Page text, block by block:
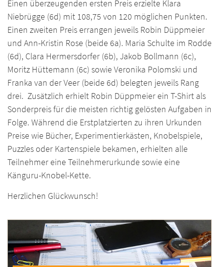
Einen überzeugenden ersten Preis erzielte Klara
Niebrügge (6d) mit 108,75 von 120 möglichen Punkten.
Einen zweiten Preis errangen jeweils Robin Düppmeier
und Ann-Kristin Rose (beide 6a). Maria Schulte im Rodde
(6d), Clara Hermersdorfer (6b), Jakob Bollmann (6c),
Moritz Hüttemann (6c) sowie Veronika Polomski und
Franka van der Veer (beide 6d) belegten jeweils Rang
drei. Zusätzlich erhielt Robin Düppmeier ein T-Shirt als
Sonderpreis für die meisten richtig gelösten Aufgaben in
Folge. Während die Erstplatzierten zu ihren Urkunden
Preise wie Bücher, Experimentierkästen, Knobelspiele,
Puzzles oder Kartenspiele bekamen, erhielten alle
Teilnehmer eine Teilnehmerurkunde sowie eine
Känguru-Knobel-Kette.
Herzlichen Glückwunsch!